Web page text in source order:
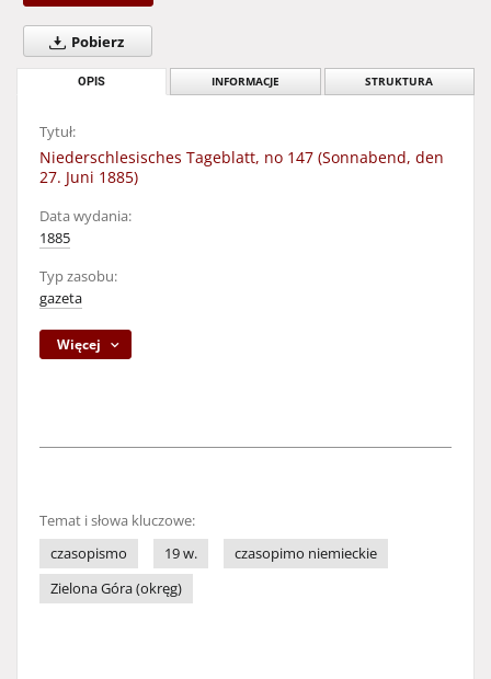
Pobierz
OPIS INFORMACJE STRUKTURA
Tytuł:
Niederschlesisches Tageblatt, no 147 (Sonnabend, den
27. Juni 1885)
Data wydania:
1885
Typ zasobu:
gazeta
Więcej
Temat i słowa kluczowe:
czasopismo
19 w.
czasopimo niemieckie
Zielona Góra (okręg)